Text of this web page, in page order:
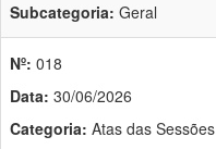
Subcategoria: Geral
Nº: 018
Data: 30/06/2026
Categoria: Atas das Sessões